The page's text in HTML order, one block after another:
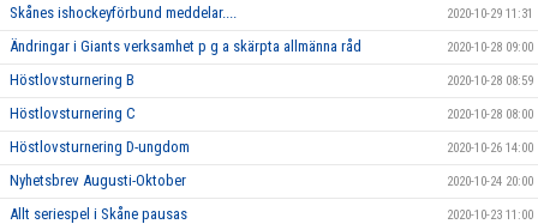
Skånes ishockeyförbund meddelar.... 2020-10-29 11:31
Ändringar i Giants verksamhet p g a skärpta allmänna råd 2020-10-28 09:00
Höstlovsturnering B 2020-10-28 08:59
Höstlovsturnering C 2020-10-28 08:00
Höstlovsturnering D-ungdom 2020-10-26 14:00
Nyhetsbrev Augusti-Oktober 2020-10-24 20:00
Allt seriespel i Skåne pausas 2020-10-23 11:00